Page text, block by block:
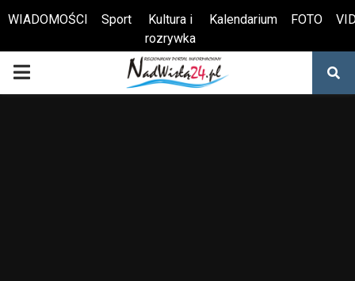
Otwórz pasek narzędzi
WIADOMOŚCI Sport
Kultura i
rozrywka
Kalendarium FOTO
PRIMARY